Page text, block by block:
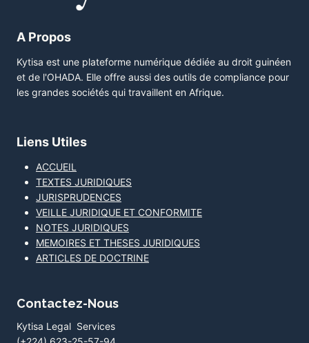
A Propos
Kytisa est une plateforme numérique dédiée au droit guinéen
et de l'OHADA. Elle offre aussi des outils de compliance pour
les grandes sociétés qui travaillent en Afrique.
Liens Utiles
ACCUEIL
TEXTES JURIDIQUES
JURISPRUDENCES
VEILLE JURIDIQUE ET CONFORMITE
NOTES JURIDIQUES
MEMOIRES ET THESES JURIDIQUES
ARTICLES DE DOCTRINE
Contactez-Nous
Kytisa Legal Services